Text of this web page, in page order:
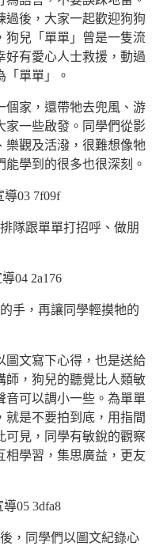
過後，大家一起歡迎狗狗
狗兒「單單」曾是一隻流
好有愛心人士救援，動過
單單」。
個家，還帶牠去兜風、游
家一些啟發。同學們從影
樂觀及活潑，很難想像牠
學到的很多也很深刻。
隊跟單單打招呼、做朋
手，再讓同學輕摸牠的
圖文寫下心得，也是送給
師，狗兒的聽覺比人類敏
音可以調小一些。為單單
就是不要拍到底，用指間
可見，同學有敏銳的觀察
相學習，集思廣益，更友
，同學們以圖文紀錄心